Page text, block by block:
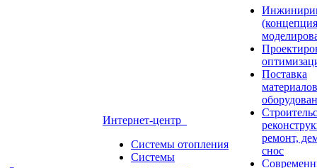
Интернет-центр
Системы отопления
Системы
Поставка
ремонт,
снос